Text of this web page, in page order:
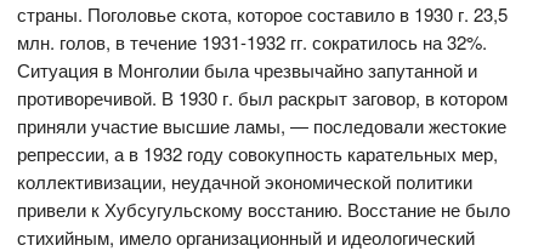
страны. Поголовье скота, которое составило в 1930 г. 23,5
млн. голов, в течение 1931-1932 гг. сократилось на 32%.
Ситуация в Монголии была чрезвычайно запутанной и
противоречивой. В 1930 г. был раскрыт заговор, в котором
приняли участие высшие ламы, — последовали жестокие
репрессии, а в 1932 году совокупность карательных мер,
коллективизации, неудачной экономической политики
привели к Хубсугульскому восстанию. Восстание не было
стихийным, имело организационный и идеологический